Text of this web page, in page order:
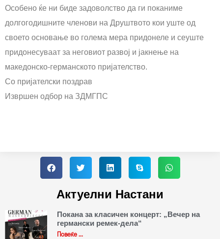
Особено ќе ни биде задоволство да ги поканиме
долгогодишните членови на Друштвото кои уште од
своето основање во голема мера придонеле и сеуште
придонесуваат за неговиот развој и јакнење на
македонско-германското пријателство.
Со пријателски поздрав
Извршен одбор на ЗДМГПС
Актуелни Настани
Покана за класичен концерт: „Вечер на
германски ремек-дела“
Повеќе ...